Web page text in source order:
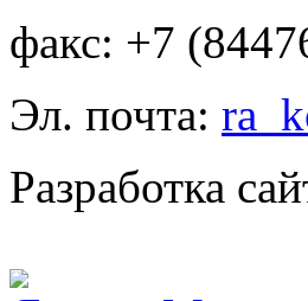
факс: +7
Эл. почта:
Разработка